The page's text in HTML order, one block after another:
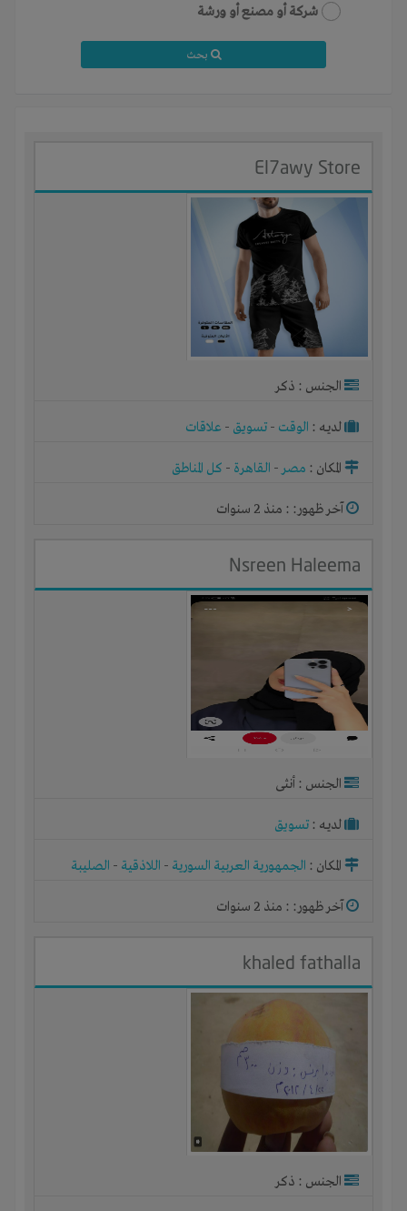
شركة أو مصنع أو ورشة
El7awy Store
الجنس : ذكر
لديـه : الوقت - تسويق - علاقات
المكان : مصر- القاهرة - كل المناطق
آخر ظهور: : منذ 2 سنوات
Nsreen Haleema
الجنس : أنثى
لديـه : تسويق
المكان : الجمهورية العربية السورية - اللاذقية - الصليبة
آخر ظهور: : منذ 2 سنوات
khaled fathalla
الجنس : ذكر